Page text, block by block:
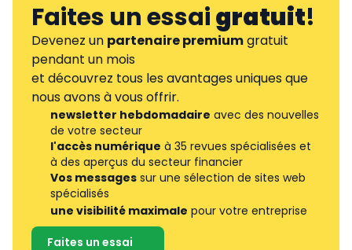
Faites un essaigratuit!
Devenez un partenaire premiumgratuit
pendant un mois
et découvrez tous les avantages uniques que
nous avons à vous offrir.
newsletter hebdomadaire avec des nouvelles
de votre secteur
l'accès numérique à 35 revues spécialisées et
à des aperçus du secteur financier
Vos messages sur une sélection de sites web
spécialisés
une visibilité maximale pour votre entreprise
Faites un essai